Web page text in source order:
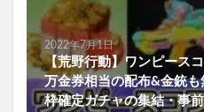
2022年7月1日
【荒野行動】ワンピース
万金券相当の配布&金銃
枠確定ガチャの集結・事